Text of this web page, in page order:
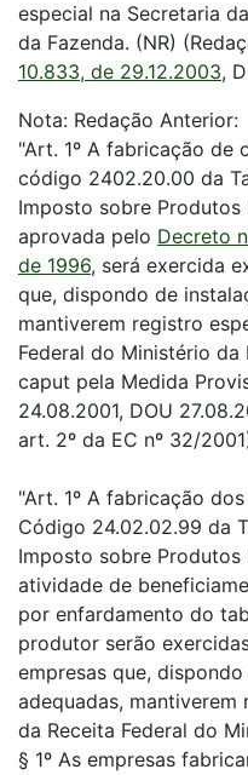
especial na Secretaria
da Fazenda. (NR)
10.833, de 29.12.2003,
Nota: Redação Anterior:
"Art. 1º A fabricação de
código 2402.20.00 da
Imposto sobre Produtos
aprovada pelo Decreto
de 1996, será exercida
que, dispondo de
mantiverem registro
Federal do Ministério da
caput pela Medida
24.08.2001, DOU
art. 2º da EC nº 32/
"Art. 1º A fabricação
Código 24.02.02.99 da
Imposto sobre Produtos
atividade de
por enfardamento do
produtor serão
empresas que,
adequadas, mantiverem
da Receita Federal do
§ 1º As empresas